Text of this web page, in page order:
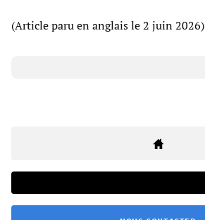
(Article paru en anglais le 2 juin 2026)